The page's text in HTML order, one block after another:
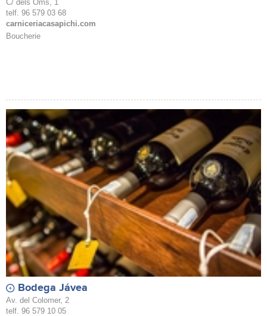
C/ dels Oms, 1
telf. 96 579 03 68
carniceriacasapichi.com
Boucherie
Bodega Jávea
Av. del Colomer, 2
telf. 96 579 10 05